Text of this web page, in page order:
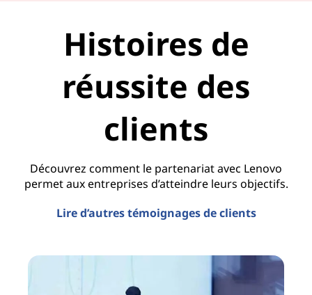
Histoires de
réussite des
clients
Découvrez comment le partenariat avec Lenovo
permet aux entreprises d’atteindre leurs objectifs.
Lire d’autres témoignages de clients